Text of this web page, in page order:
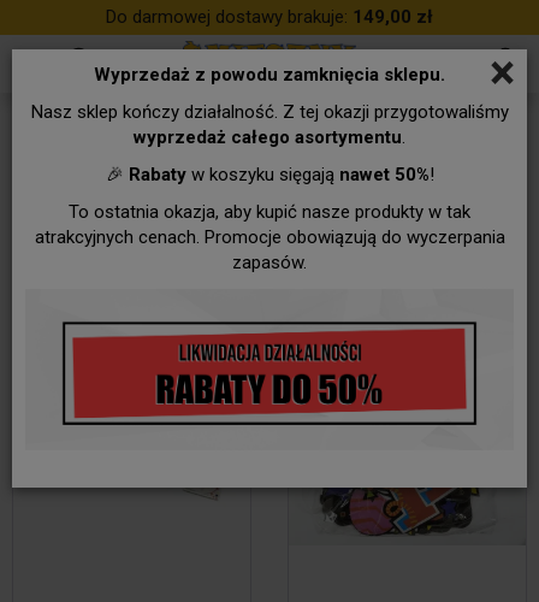
×
Wyprzedaż z powodu zamknięcia sklepu.
Nasz sklep kończy działalność. Z tej okazji przygotowaliśmy
wyprzedaż całego asortymentu.
🎉 Rabatyw koszyku sięgają nawet 50%!
To ostatnia okazja, aby kupić nasze produkty w tak
atrakcyjnych cenach. Promocje obowiązują do wyczerpania
zapasów.
Do darmowej dostawy brakuje: 149,00 zł
90 Urodziny